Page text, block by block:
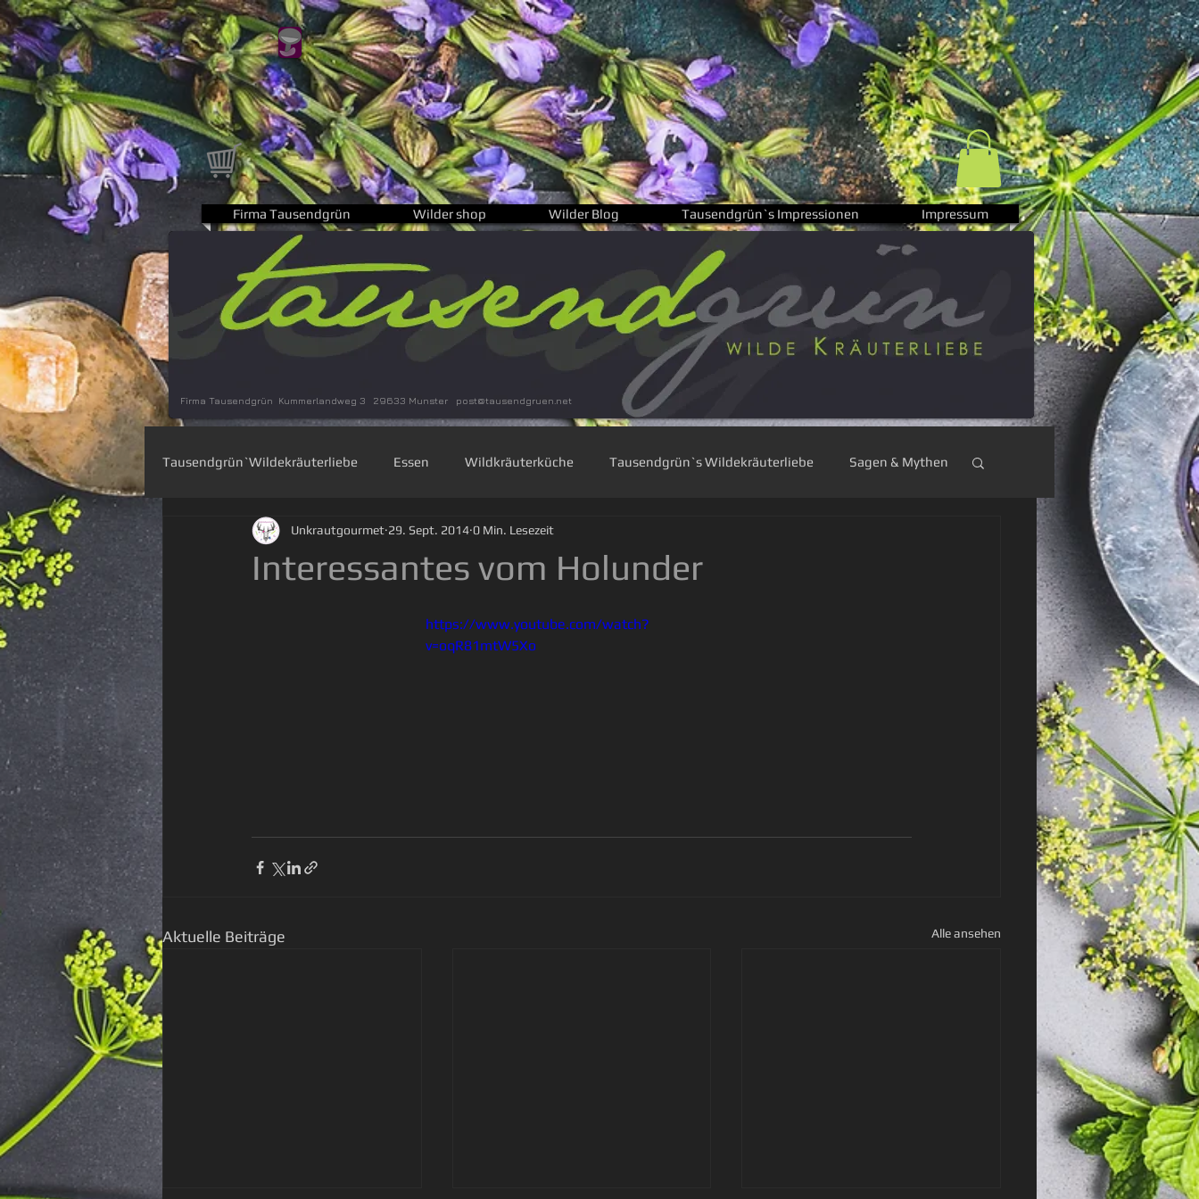
Firma Tausendgrün Wilder shop Wilder Blog Tausendgrün`s Impressionen Impressum
Firma Tausendgrün Kummerlandweg 3 29633 Munster post@tausendgruen.net
Tausendgrün`Wildekräuterliebe Essen Wildkräuterküche Tausendgrün`s Wildekräuterliebe Sagen & Mythen
Wiesenapotheke Heilpflanzen Waldkräuter
Interessantes vom Holunder
Unkrautgourmet 29. Sept. 2014 0 Min. Lesezeit
https://www.youtube.com/watch?
v=oqR81mtW5Xo
Aktuelle Beiträge Alle ansehen